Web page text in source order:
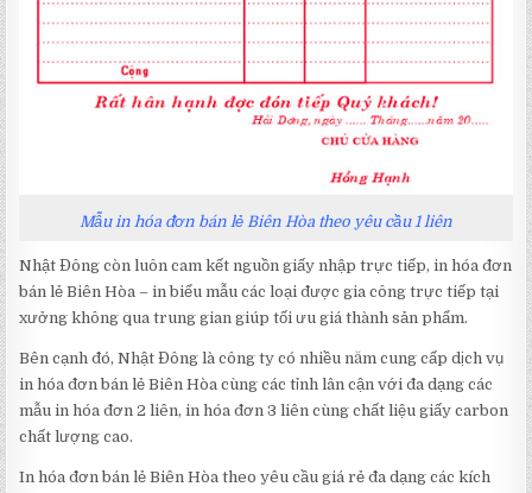
Mẫu in hóa đơn bán lẻ Biên Hòa theo yêu cầu 1 liên
Nhật Đông còn luôn cam kết nguồn giấy nhập trực tiếp, in hóa đơn
bán lẻ Biên Hòa – in biểu mẫu các loại được gia công trực tiếp tại
xưởng không qua trung gian giúp tối ưu giá thành sản phẩm.
Bên cạnh đó, Nhật Đông là công ty có nhiều năm cung cấp dịch vụ
in hóa đơn bán lẻ Biên Hòa cùng các tỉnh lân cận với đa dạng các
mẫu in hóa đơn 2 liên, in hóa đơn 3 liên cùng chất liệu giấy carbon
chất lượng cao.
In hóa đơn bán lẻ Biên Hòa theo yêu cầu giá rẻ đa dạng các kích